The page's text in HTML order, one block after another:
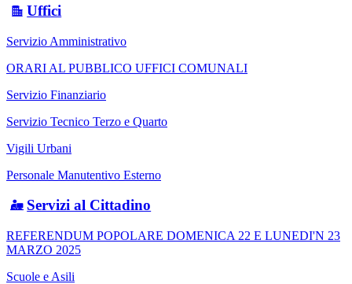
Uffici
Servizio Amministrativo
ORARI AL PUBBLICO UFFICI COMUNALI
Servizio Finanziario
Servizio Tecnico Terzo e Quarto
Vigili Urbani
Personale Manutentivo Esterno
Servizi al Cittadino
REFERENDUM POPOLARE DOMENICA 22 E LUNEDI'N 23
MARZO 2025
Scuole e Asili